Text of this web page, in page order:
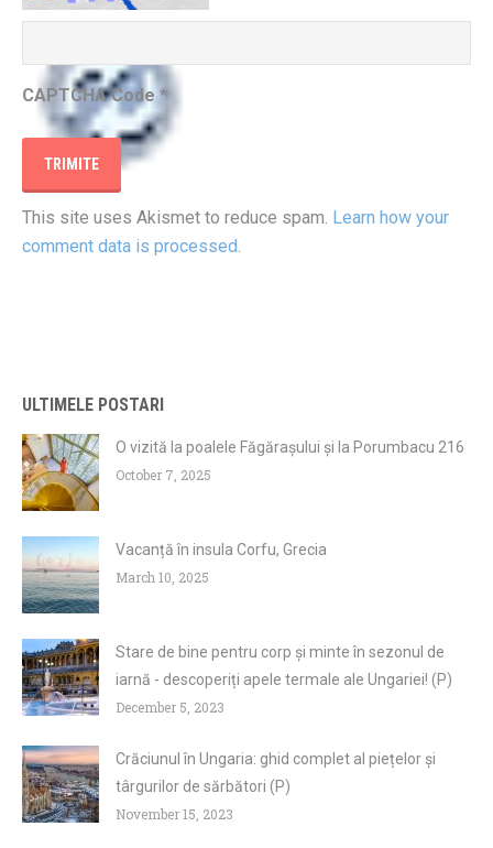
CAPTCHA Code *
This site uses Akismet to reduce spam. Learn how your
comment data is processed.
ULTIMELE POSTARI
O vizită la poalele Făgărașului și la Porumbacu 216
October 7, 2025
Vacanță în insula Corfu, Grecia
March 10, 2025
Stare de bine pentru corp și minte în sezonul de
iarnă - descoperiți apele termale ale Ungariei! (P)
December 5, 2023
Crăciunul în Ungaria: ghid complet al piețelor și
târgurilor de sărbători (P)
November 15, 2023